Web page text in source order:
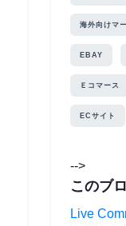
海外向けマ
EBAY
Ｅコマース
ECサイト
-->
このブ
Live